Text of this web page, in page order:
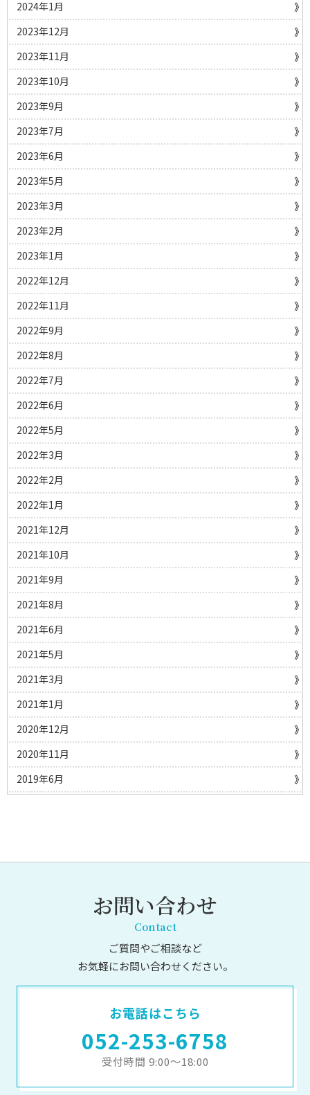
2024年1月
2023年12月
2023年11月
2023年10月
2023年9月
2023年7月
2023年6月
2023年5月
2023年3月
2023年2月
2023年1月
2022年12月
2022年11月
2022年9月
2022年8月
2022年7月
2022年6月
2022年5月
2022年3月
2022年2月
2022年1月
2021年12月
2021年10月
2021年9月
2021年8月
2021年6月
2021年5月
2021年3月
2021年1月
2020年12月
2020年11月
2019年6月
お問い合わせ
Contact
ご質問やご相談など
お気軽にお問い合わせください。
お電話はこちら
052-253-6758
受付時間 9:00～18:00